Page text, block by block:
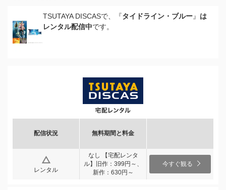
TSUTAYA DISCASで、『タイドライン・ブルー』 は
レンタル配信中です。
配信状況 無料期間と料金
レンタル
なし 【宅配レンタ
ル】旧作：399円～、
新作：630円～
今すぐ観る